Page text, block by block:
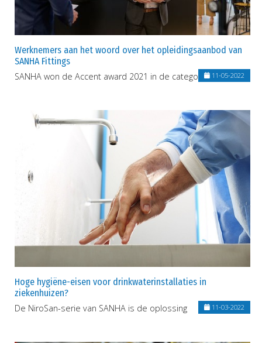
Werknemers aan het woord over het opleidingsaanbod van
SANHA Fittings
SANHA won de Accent award 2021 in de categorie 'opleiding'
11-05-2022
Hoge hygiëne-eisen voor drinkwaterinstallaties in
ziekenhuizen?
De NiroSan-serie van SANHA is de oplossing
11-03-2022